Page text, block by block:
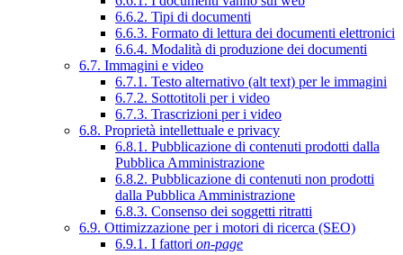
6.6.2. Tipi di documenti
6.6.3. Formato di lettura dei documenti elettronici
6.6.4. Modalità di produzione dei documenti
6.7. Immagini e video
6.7.1. Testo alternativo (alt text) per le immagini
6.7.2. Sottotitoli per i video
6.7.3. Trascrizioni per i video
6.8. Proprietà intellettuale e privacy
6.8.1. Pubblicazione di contenuti prodotti dalla
Pubblica Amministrazione
6.8.2. Pubblicazione di contenuti non prodotti
dalla Pubblica Amministrazione
6.8.3. Consenso dei soggetti ritratti
6.9. Ottimizzazione per i motori di ricerca (SEO)
6.9.1. I fattori on-page